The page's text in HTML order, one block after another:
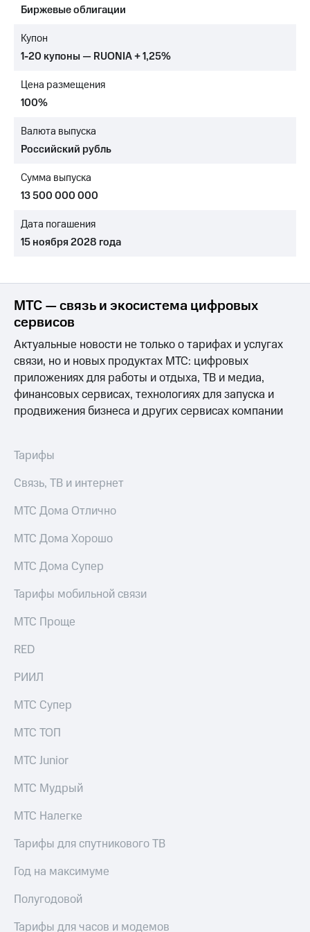
Достижения
Интервью
отчетность
Контакты
Новости
в
и акционерам
Корпоративное
Корпоративный
секретарь
Раскрытие
информации
Информация
акционерам
Документы
ПАО
"МТС"
Собрания
акционеров
капитал
и
Рынок
Описание
Программа
Порядок
выкупа
Описание
Уведомление
погашении
облигаций
Реквизиты
Контакты
развитие
На главную
Биржевые облигации
Купон
1-20 купоны — RUONIA + 1,25%
Цена размещения
100%
Валюта выпуска
Российский рубль
Сумма выпуска
13 500 000 000
Дата погашения
15 ноября 2028 года
МТС — связь и экосистема цифровых
сервисов
Актуальные новости не только о тарифах и услугах
связи, но и новых продуктах МТС: цифровых
приложениях для работы и отдыха, ТВ и медиа,
финансовых сервисах, технологиях для запуска и
продвижения бизнеса и других сервисах компании
Тарифы
Связь, ТВ и интернет
МТС Дома Отлично
МТС Дома Хорошо
МТС Дома Супер
Тарифы мобильной связи
МТС Проще
RED
РИИЛ
МТС Супер
МТС ТОП
МТС Junior
МТС Мудрый
МТС Налегке
Тарифы для спутникового ТВ
Год на максимуме
Полугодовой
Тарифы для часов и модемов